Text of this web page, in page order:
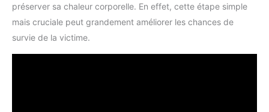
préserver sa chaleur corporelle. En effet, cette étape simple
mais cruciale peut grandement améliorer les chances de
survie de la victime.